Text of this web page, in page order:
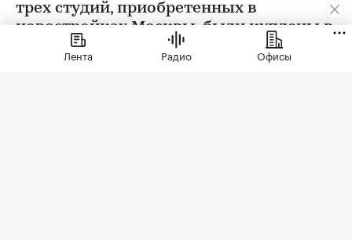
трех студий, приобретенных в
новостройках Москвы, были куплены в
ипотеку. В сегменте трешек ипотечных
сделок менее половины, а среди
Лента Радио Офисы